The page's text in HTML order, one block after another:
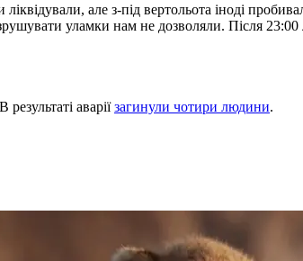
але з-під вертольота іноді
уламки нам не дозволяли. Після
В результаті аваріїзагинули чотири людини.